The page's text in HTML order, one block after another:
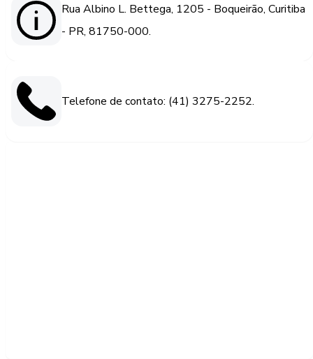
Rua Albino L. Bettega, 1205 - Boqueirão, Curitiba
- PR, 81750-000.
Telefone de contato: (41) 3275-2252.